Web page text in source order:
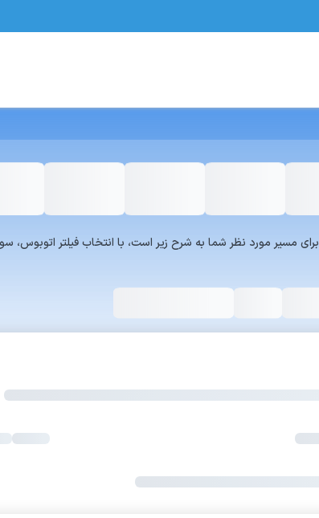
لیست سرویس‌های سفر۷۲۴ برای مسیر مورد نظر شما به شرح زیر است، با انتخاب